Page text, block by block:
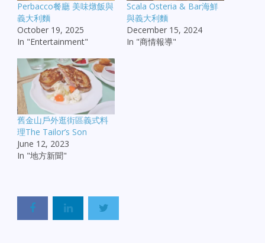
Perbacco餐廳 美味燉飯與
義大利麵
October 19, 2025
In "Entertainment"
Scala Osteria & Bar海鮮
與義大利麵
December 15, 2024
In "商情報導"
舊金山戶外逛街區義式料
理The Tailor’s Son
June 12, 2023
In "地方新聞"